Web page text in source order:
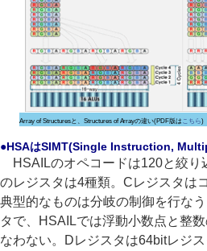
Array of Structuresと、Structures of Arrayの違い(PDF版は こちら)
●HSAはSIMT(Single Instruction,
HSAILのオペコードは120と絞り
のレジスタは4種類。Cレジスタは
典型的なものは分岐の制御を行な
タで、HSAILでは浮動小数点と整
なわない。Dレジスタは64bitレジ